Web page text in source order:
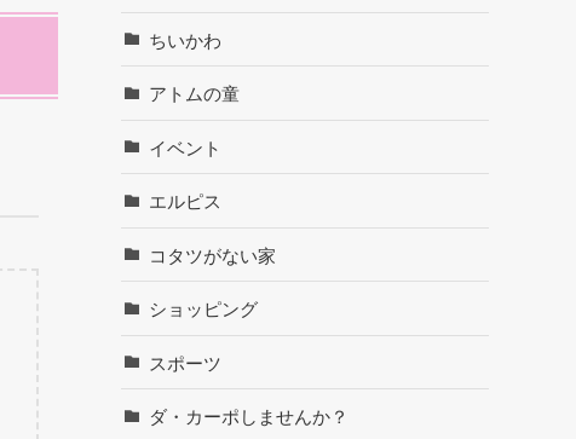
ちいかわ
アトムの童
イベント
エルピス
コタツがない家
ショッピング
スポーツ
ダ・カーポしませんか？